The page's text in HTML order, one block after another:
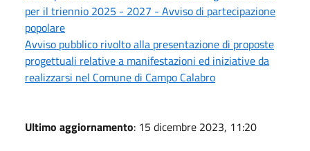
per il triennio 2025 - 2027 - Avviso di partecipazione
popolare
Avviso pubblico rivolto alla presentazione di proposte
progettuali relative a manifestazioni ed iniziative da
realizzarsi nel Comune di Campo Calabro
Ultimo aggiornamento: 15 dicembre 2023, 11:20